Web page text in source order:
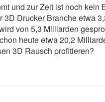
und zur Zeit ist noch kein
3D Drucker Branche etwa
von 5,3 Milliarden
heute etwa 20,2
3D Rausch profitieren?